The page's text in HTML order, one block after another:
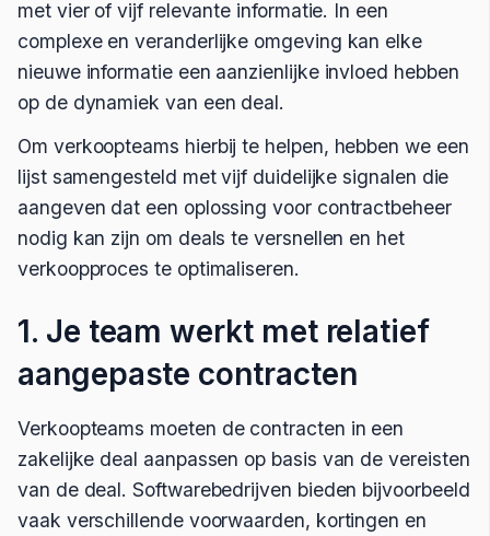
met vier of vijf relevante informatie. In een
complexe en veranderlijke omgeving kan elke
nieuwe informatie een aanzienlijke invloed hebben
op de dynamiek van een deal.
Om verkoopteams hierbij te helpen, hebben we een
lijst samengesteld met vijf duidelijke signalen die
aangeven dat een oplossing voor contractbeheer
nodig kan zijn om deals te versnellen en het
verkoopproces te optimaliseren.
1. Je team werkt met relatief
aangepaste contracten
Verkoopteams moeten de contracten in een
zakelijke deal aanpassen op basis van de vereisten
van de deal. Softwarebedrijven bieden bijvoorbeeld
vaak verschillende voorwaarden, kortingen en